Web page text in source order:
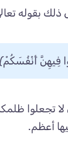
ذلك بقوله
فِيهِنَّ
لا تجعلوا
أعظم.